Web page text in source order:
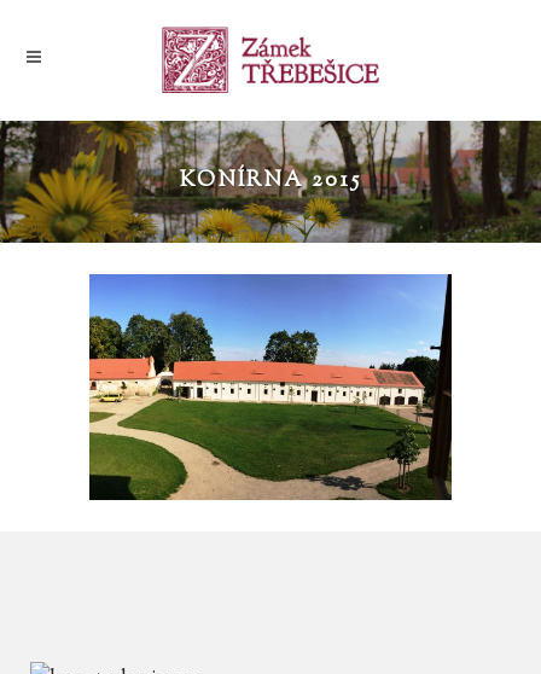
KONÍRNA 2015